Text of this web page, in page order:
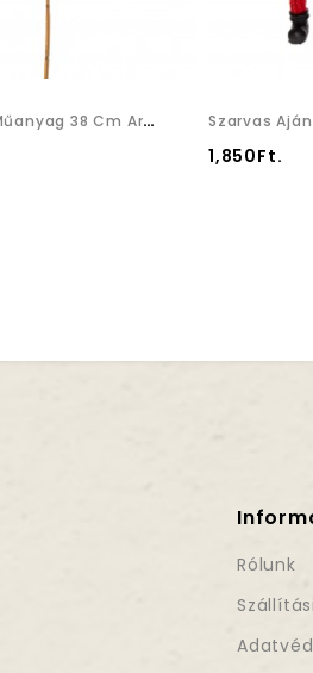
Pálma Levél Műanyag 38 Cm Arany
1,850Ft.
Rólunk